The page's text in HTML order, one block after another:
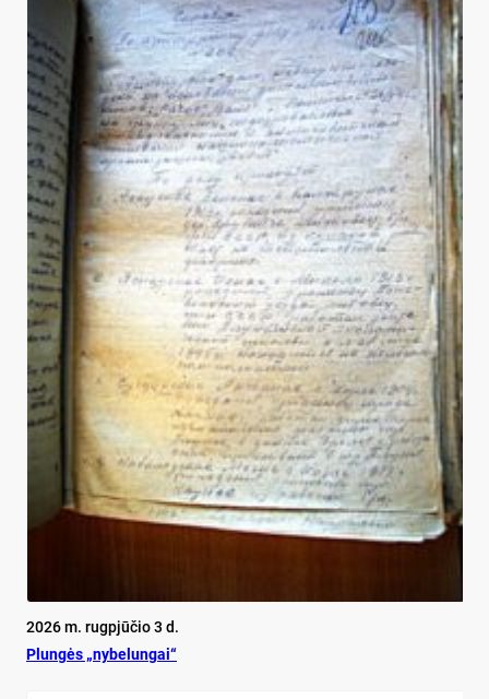
2026 m. rugpjūčio 3 d.
Plun­gės „ny­be­lun­gai“